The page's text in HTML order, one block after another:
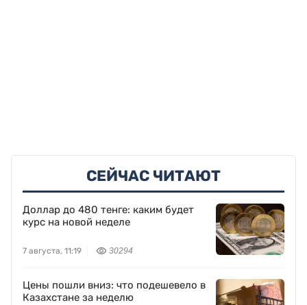
СЕЙЧАС ЧИТАЮТ
Доллар до 480 тенге: каким будет
курс на новой неделе
7 августа, 11:19 30294
Цены пошли вниз: что подешевело в
Казахстане за неделю